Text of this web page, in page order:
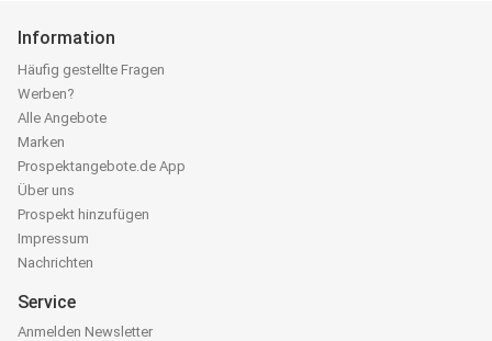
Information
Häufig gestellte Fragen
Werben?
Alle Angebote
Marken
Prospektangebote.de App
Über uns
Prospekt hinzufügen
Impressum
Nachrichten
Service
Anmelden Newsletter